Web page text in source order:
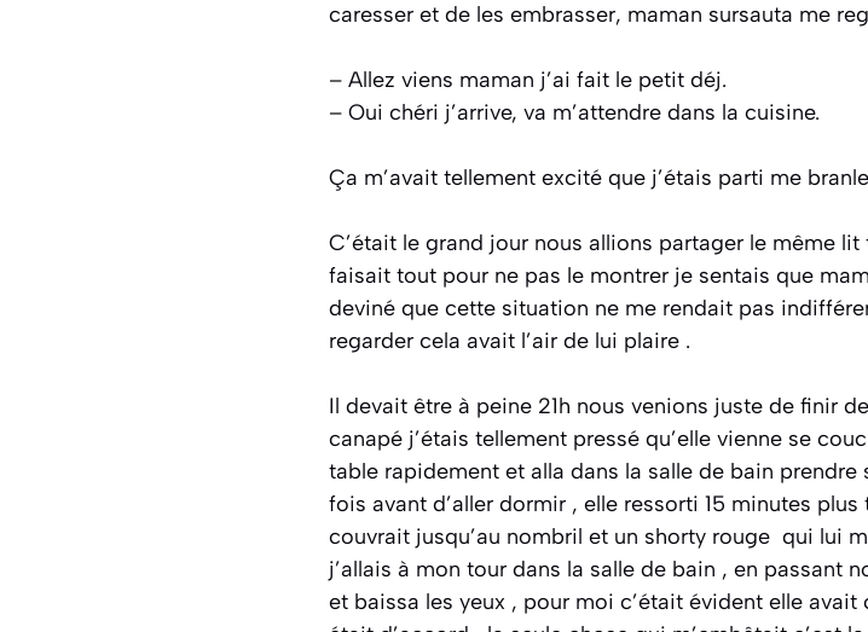
caresser et de les embrasser, maman sursauta me
– Allez viens maman j’ai fait le petit déj.
– Oui chéri j’arrive, va m’attendre dans la cuisine.
Ça m’avait tellement excité que j’étais parti me
C’était le grand jour nous allions partager le même
faisait tout pour ne pas le montrer je sentais que
deviné que cette situation ne me rendait pas
regarder cela avait l’air de lui plaire .
Il devait être à peine 21h nous venions juste de finir
canapé j’étais tellement pressé qu’elle vienne se
table rapidement et alla dans la salle de bain
fois avant d’aller dormir , elle ressorti 15 minutes
couvrait jusqu’au nombril et un shorty rouge qui lui
j’allais à mon tour dans la salle de bain , en passant
et baissa les yeux , pour moi c’était évident elle